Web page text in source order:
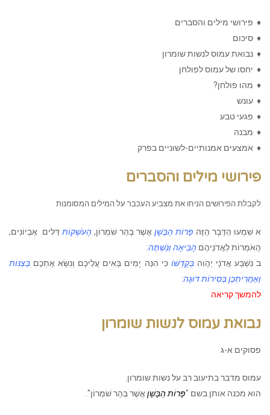
♦ פירושי מילים והסברים
♦ סיכום
♦ נבואת עמוס לנשות שומרון
♦ יחסו של עמוס לפולחן
♦ מהו פולחן?
♦ עונש
♦ פגעי טבע
♦ מבנה
♦ אמצעים אמנותיים-לשוניים בפרק
פירושי מילים והסברים
לקבלת הפירושים הניחו את מצביע העכבר על המילים המסומנות
א שִׁמְעוּ הַדָּבָר הַזֶּה פָּרוֹת הַבָּשָׁן אֲשֶׁר בְּהַר שֹׁמְרוֹן, הָעֹשְׁקוֹת דַּלִּים
אֶבְיוֹנִים,
הָאֹמְרוֹת לַאֲדֹנֵיהֶם הָבִיאָה וְנִשְׁתֶּה:
ב נִשְׁבַּע אֲדֹנָי יְהֶֹוִהבְּקָדְשׁוֹ כִּי הִנֵּה יָמִים בָּאִים עֲלֵיכֶם וְנִשָּׂא אֶתְכֶם בְּצִנּוֹת
וְאַחֲרִיתְכֶן בְּסִירוֹת דּוּגָה:
להמשך קריאה
נבואת עמוס לנשות שומרון
פסוקים א-ג
עמוס מדבר בתיעוב רב על נשות שומרון.
הוא מכנה אותן בשם "פָּרוֹת הַבָּשָׁן אֲשֶׁר בְּהַר שֹׁמְרוֹן".